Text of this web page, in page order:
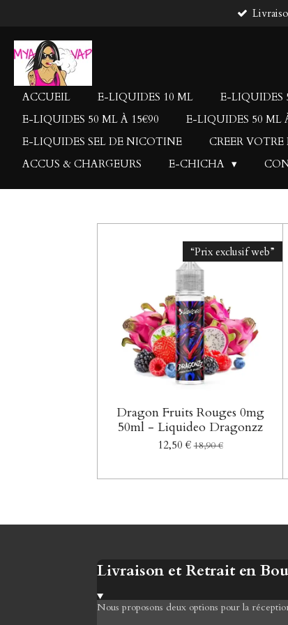
contenu
principal
ACCUEIL E-LIQUIDES 10 ML E-LIQUIDES
E-LIQUIDES 50 ML À 15€90
E-LIQUIDES 50 ML
E-LIQUIDES SEL DE NICOTINE
CREER
ACCUS & CHARGEURS
E-CHICHA
“Prix exclusif web”
Dragon Fruits Rouges 0mg
50ml - Liquideo Dragonzz
12,50 € 18,90 €
Livraison et Retrait en
Nous proposons deux options pour la